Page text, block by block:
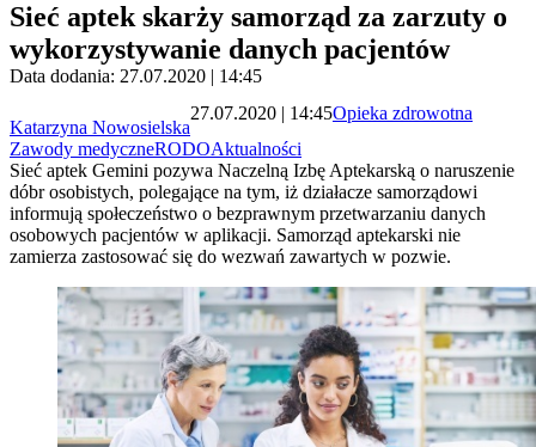
Sieć aptek skarży samorząd za zarzuty o
wykorzystywanie danych pacjentów
Data dodania: 27.07.2020 | 14:45
Katarzyna Nowosielska
27.07.2020 | 14:45Opieka zdrowotna
Zawody medyczneRODOAktualności
Sieć aptek Gemini pozywa Naczelną Izbę Aptekarską o naruszenie
dóbr osobistych, polegające na tym, iż działacze samorządowi
informują społeczeństwo o bezprawnym przetwarzaniu danych
osobowych pacjentów w aplikacji. Samorząd aptekarski nie
zamierza zastosować się do wezwań zawartych w pozwie.